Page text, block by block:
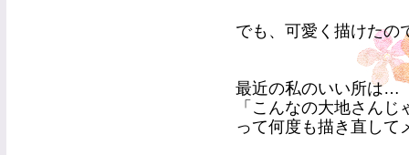
でも、可愛く描けた
最近の私のいい所は…
「こんなの大地さん
って何度も描き直して